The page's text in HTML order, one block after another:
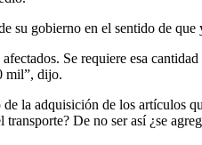
gobierno en el sentido de
Se requiere esa
mil”, dijo.
la adquisición de los
De no ser así ¿se